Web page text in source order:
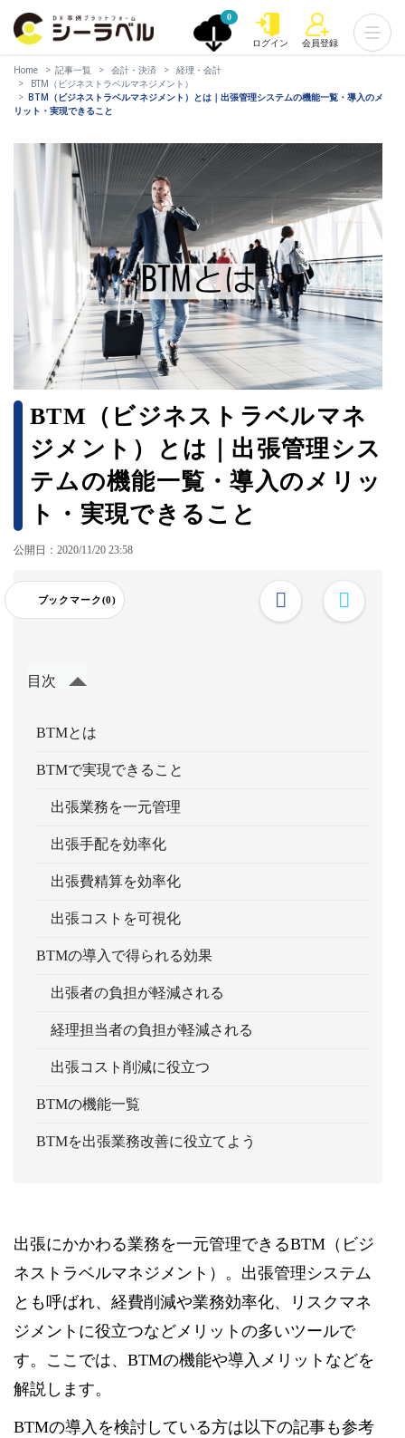
0
ログイン 会員登録
Home 記事一覧 会計・決済
経理・会計
BTM（ビジネストラベルマネジメント）
BTM（ビジネストラベルマネジメント）とは｜出張管理システムの機能一覧・導入のメ
リット・実現できること
BTM（ビジネストラベルマネ
ジメント）とは｜出張管理シス
テムの機能一覧・導入のメリッ
ト・実現できること
公開日：2020/11/20 23:58
ブックマーク(0)
目次
BTMとは
BTMで実現できること
出張業務を一元管理
出張手配を効率化
出張費精算を効率化
出張コストを可視化
BTMの導入で得られる効果
出張者の負担が軽減される
経理担当者の負担が軽減される
出張コスト削減に役立つ
BTMの機能一覧
BTMを出張業務改善に役立てよう
出張にかかわる業務を一元管理できるBTM（ビジ
ネストラベルマネジメント）。出張管理システム
とも呼ばれ、経費削減や業務効率化、リスクマネ
ジメントに役立つなどメリットの多いツールで
す。ここでは、BTMの機能や導入メリットなどを
解説します。
BTMの導入を検討している方は以下の記事も参考